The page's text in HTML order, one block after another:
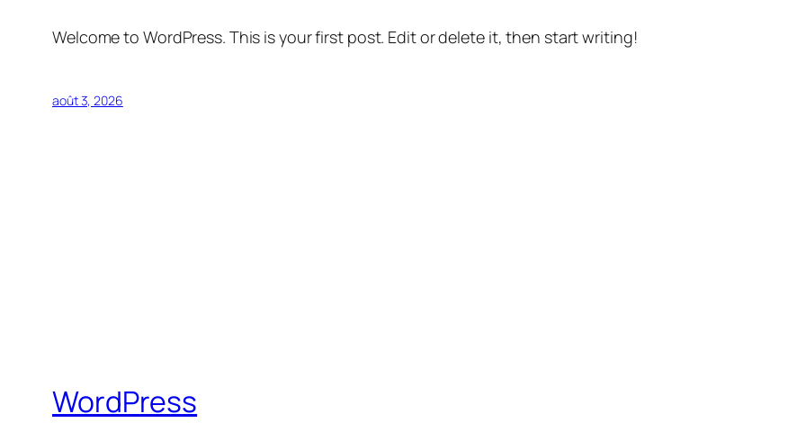
Welcome to WordPress. This is your first post. Edit or delete it, then start writing!
août 3, 2026
WordPress